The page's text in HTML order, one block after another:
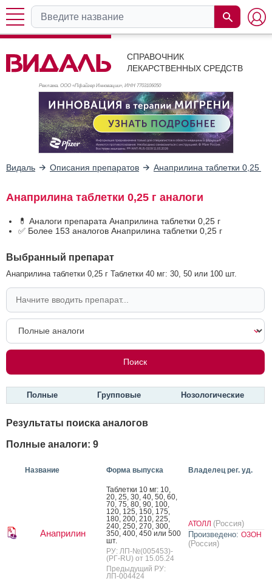
СПРАВОЧНИК
ЛЕКАРСТВЕННЫХ СРЕДСТВ
Реклама. ООО «Пфайзер Инновации», ИНН 7703106050
Видаль Описания препаратов Анаприлина таблетки 0,25 г
Анаприлина таблетки 0,25 г аналоги
💊 Аналоги препарата Анаприлина таблетки 0,25 г
✅ Более 153 аналогов Анаприлина таблетки 0,25 г
Выбранный препарат
Анаприлина таблетки 0,25 г Таблетки 40 мг: 30, 50 или 100 шт.
Полные Групповые Нозологические
Результаты поиска аналогов
Полные аналоги: 9
Название Форма выпуска Владелец рег. уд.
Анаприлин
Таб­летки 10 мг: 10,
20, 25, 30, 40, 50, 60,
70, 75, 80, 90, 100,
120, 125, 150, 175,
180, 200, 210, 225,
240, 250, 270, 300,
350, 400, 450 или 500
шт.
РУ: ЛП-№(005453)-
(РГ-RU) от 15.05.24
Предыдущий РУ:
ЛП-004424
АТОЛЛ (Россия)
Произведено: ОЗОН
(Россия)